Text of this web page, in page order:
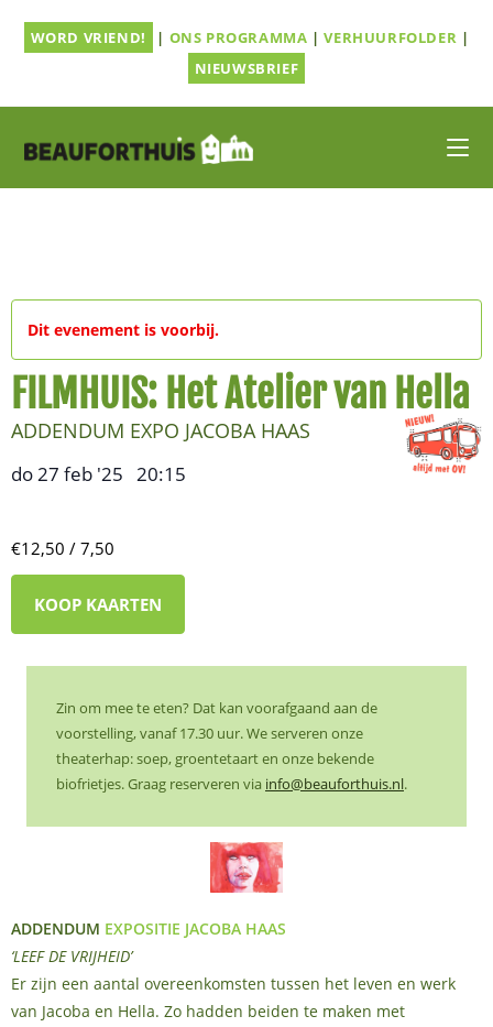
naarWORD VRIEND! | ONS PROGRAMMA |VERHUURFOLDER |
NIEUWSBRIEF
Dit evenement is voorbij.
FILMHUIS: Het Atelier van Hella
ADDENDUM EXPO JACOBA HAAS
do 27 feb '25 20:15
€12,50 / 7,50
KOOP KAARTEN
Zin om mee te eten? Dat kan voorafgaand aan de
voorstelling, vanaf 17.30 uur. We serveren onze
theaterhap: soep, groentetaart en onze bekende
biofrietjes. Graag reserveren via info@beauforthuis.nl.
ADDENDUM EXPOSITIE JACOBA HAAS
‘LEEF DE VRIJHEID’
Er zijn een aantal overeenkomsten tussen het leven en werk
van Jacoba en Hella. Zo hadden beiden te maken met